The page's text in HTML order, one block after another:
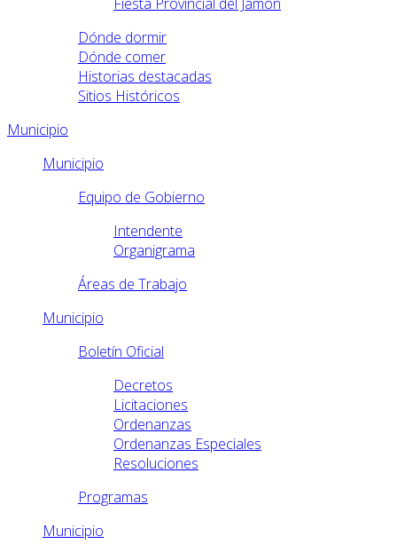
Dónde dormir
Dónde comer
Historias destacadas
Sitios Históricos
Municipio
Municipio
Equipo de Gobierno
Intendente
Organigrama
Áreas de Trabajo
Municipio
Boletín Oficial
Decretos
Licitaciones
Ordenanzas
Ordenanzas Especiales
Resoluciones
Programas
Municipio